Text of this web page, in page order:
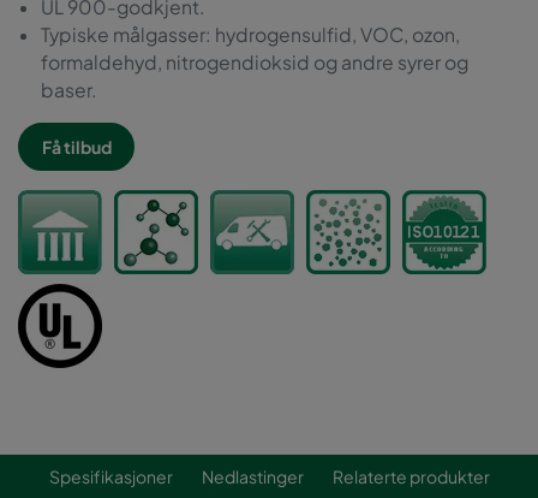
UL 900-godkjent.
Typiske målgasser: hydrogensulfid, VOC, ozon,
formaldehyd, nitrogendioksid og andre syrer og
baser.
Få tilbud
Spesifikasjoner Nedlastinger
Relaterte produkter